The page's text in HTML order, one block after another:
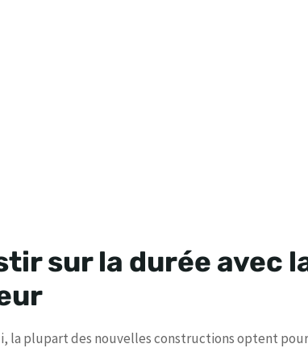
sur la durée avec
la plupart des nouvelles constructions optent